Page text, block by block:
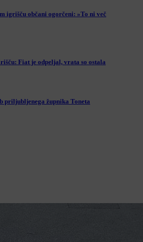
igrišču občani ogorčeni: »To ni več
Fiat je odpeljal, vrata so ostala
priljubljenega župnika Toneta